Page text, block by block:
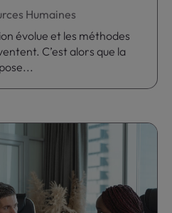
Humaines
évolue et les méthodes
C’est alors que la